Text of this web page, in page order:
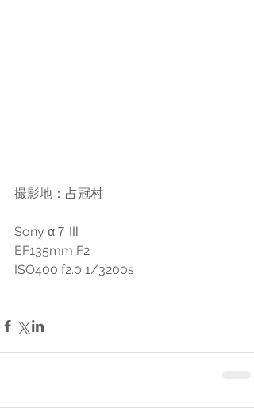
撮影地：占冠村
Sony α７Ⅲ
EF135mm F2
ISO400 f2.0 1/3200s